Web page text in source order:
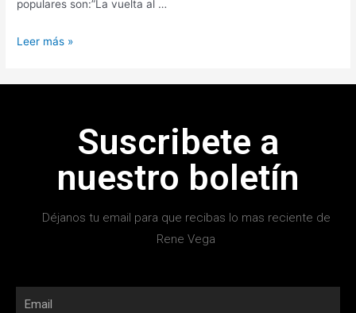
populares son:”La vuelta al …
Leer más »
Suscribete a
nuestro boletín
Déjanos tu email para que recibas lo mas reciente de
Rene Vega